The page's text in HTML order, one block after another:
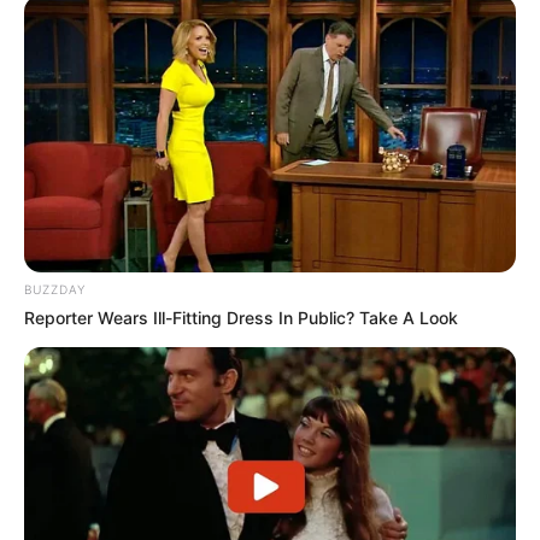
BUZZDAY
Reporter Wears Ill-Fitting Dress In Public? Take A Look